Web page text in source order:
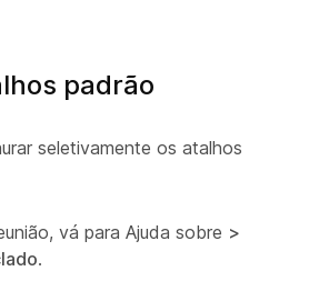
padrão
seletivamente os atalhos
vá para Ajuda sobre >
.